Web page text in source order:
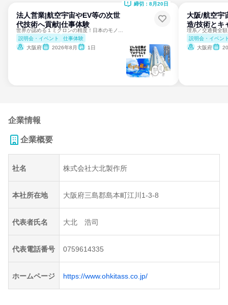
法人営業|航空宇宙やEV等の次世
代技術へ貢献|仕事体験
説明会・イベント
仕事体験
大阪府
2026年8月 1日
締切：8月20日
大阪/航空宇
造/技術とキ
説明会・イベン
大阪府
企業情報
企業概要
社名 株式会社大北製作所
本社所在地 大阪府三島郡島本町江川1-3-8
代表者氏名 大北 浩司
代表電話番号 0759614335
ホームページ https://www.ohkitass.co.jp/